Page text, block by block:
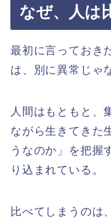
なぜ、人は
最初に言っておき
は、別に異常じゃ
人間はもともと、
ながら生きてきた
うなのか」を把握
り込まれている。
比べてしまうのは